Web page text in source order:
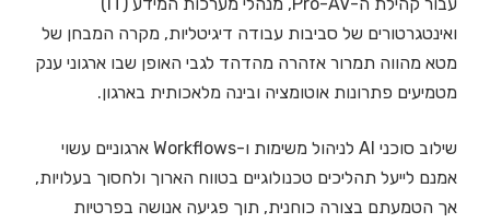
ואינטגרטורים של סביבות עבודה דיגיטליות, מקרה המבחן של
מטא מהווה תמרור אזהרה מהדהד לגבי האופן שבו ארגוני ענק
מטמיעים פתרונות אוטומציה ובינה מלאכותית בארגון.
שילוב סוכני AI לניהול משימות ו-Workflows ארגוניים עשוי
אמנם לייעל תהליכים טכנולוגיים בטווח הארוך ולחסוך בעלויות,
אך הטמעתם בצורה כוחנית, תוך פגיעה אנושה בפרטיות